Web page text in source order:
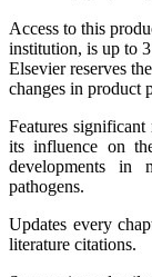
Access to this
institution, is up to
Elsevier reserves
changes in product
Features
its influence on
developments in
pathogens.
Updates every
literature citations.